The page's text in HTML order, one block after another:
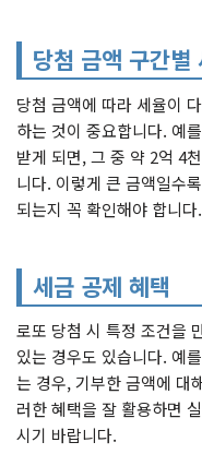
당첨 금액 구간별
당첨 금액에 따라 세율이
하는 것이 중요합니다. 예
받게 되면, 그 중 약 2억 4
니다. 이렇게 큰 금액일수
되는지 꼭 확인해야 합니다.
세금 공제 혜택
로또 당첨 시 특정 조건을
있는 경우도 있습니다. 예
는 경우, 기부한 금액에 대
러한 혜택을 잘 활용하면
시기 바랍니다.